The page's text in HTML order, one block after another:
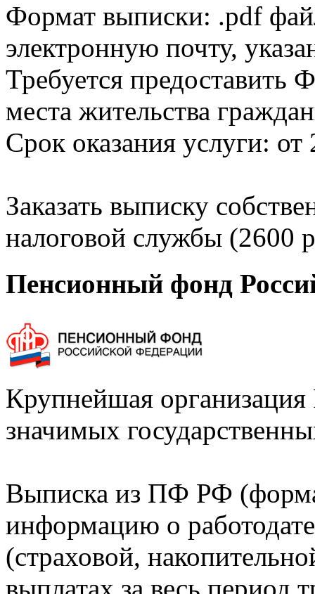
Формат выписки: .pdf
электронную почту,
Требуется
места жительства
Срок оказания услуги: от
Заказать выписку
налоговой службы (2600
Пенсионный фонд
Крупнейшая
значимых
Выписка из ПФ РФ
информацию о
(страховой,
выплатах за весь период